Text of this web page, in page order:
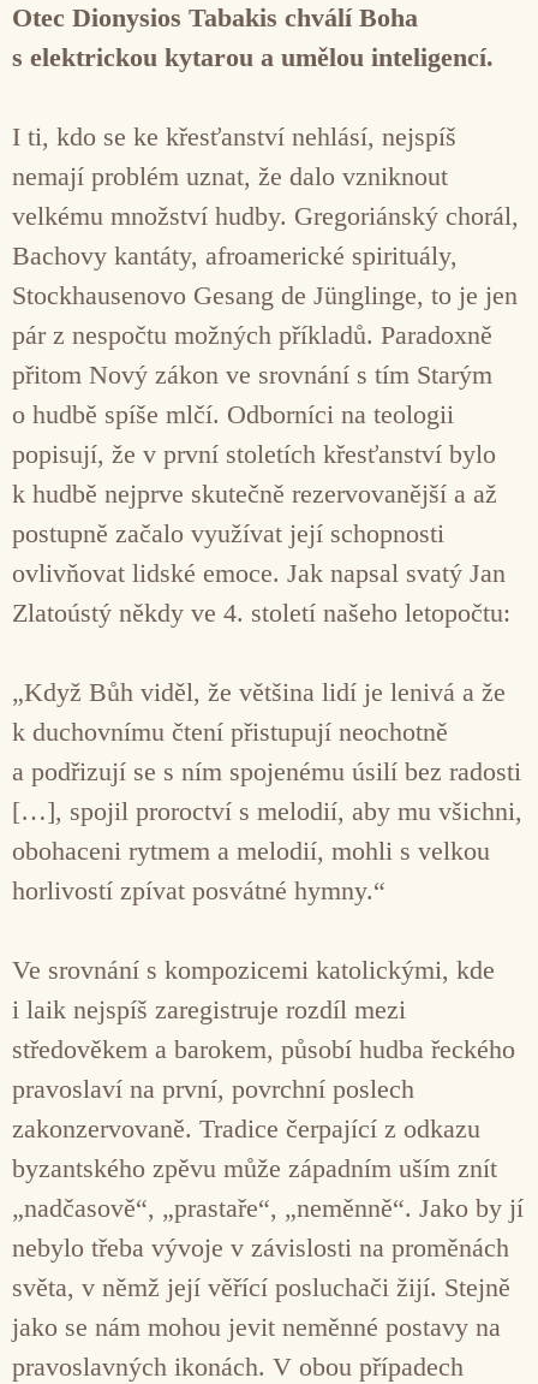
Otec Dionysios Tabakis chválí Boha
s elektrickou kytarou a umělou inteligencí.
I ti, kdo se ke křesťanství nehlásí, nejspíš
nemají problém uznat, že dalo vzniknout
velkému množství hudby. Gregoriánský chorál,
Bachovy kantáty, afroamerické spirituály,
Stockhausenovo Gesang de Jünglinge, to je jen
pár z nespočtu možných příkladů. Paradoxně
přitom Nový zákon ve srovnání s tím Starým
o hudbě spíše mlčí. Odborníci na teologii
popisují, že v první stoletích křesťanství bylo
k hudbě nejprve skutečně rezervovanější a až
postupně začalo využívat její schopnosti
ovlivňovat lidské emoce. Jak napsal svatý Jan
Zlatoústý někdy ve 4. století našeho letopočtu:
„Když Bůh viděl, že většina lidí je lenivá a že
k duchovnímu čtení přistupují neochotně
a podřizují se s ním spojenému úsilí bez radosti
[…], spojil proroctví s melodií, aby mu všichni,
obohaceni rytmem a melodií, mohli s velkou
horlivostí zpívat posvátné hymny.“
Ve srovnání s kompozicemi katolickými, kde
i laik nejspíš zaregistruje rozdíl mezi
středověkem a barokem, působí hudba řeckého
pravoslaví na první, povrchní poslech
zakonzervovaně. Tradice čerpající z odkazu
byzantského zpěvu může západním uším znít
„nadčasově“, „prastaře“, „neměnně“. Jako by jí
nebylo třeba vývoje v závislosti na proměnách
světa, v němž její věřící posluchači žijí. Stejně
jako se nám mohou jevit neměnné postavy na
pravoslavných ikonách. V obou případech